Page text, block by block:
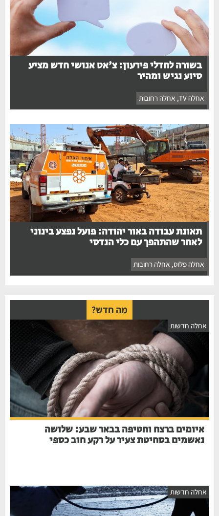
בשורה לחדלי פירעון: צ'אט אנושי חדש מציע
סיוע נגיש ומהיר
אחלה TV ,אחלה רחובות
תאונת עבודה באור יהודה: פועל נפצע בינוני
לאחר שהתהפך עם כלי הנדסי
אחלה פלוס ,אחלה רחובות
מה חדש?
חדשות
איומים ברצח וחטיפה בבאר שבע: שלושה
נאשמים בסחיטת צעיר על רקע חוב כספי
חדשות